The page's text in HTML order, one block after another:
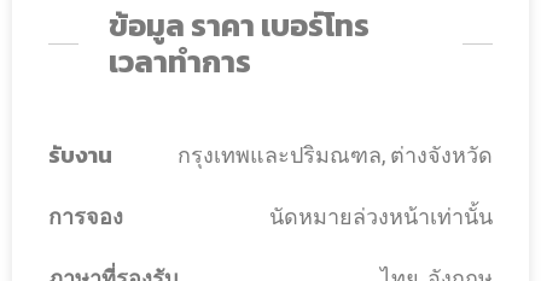
ข้อมูล ราคา เบอร์โทร
เวลาทำการ
รับงาน กรุงเทพและปริมณฑล, ต่างจังหวัด
การจอง นัดหมายล่วงหน้าเท่านั้น